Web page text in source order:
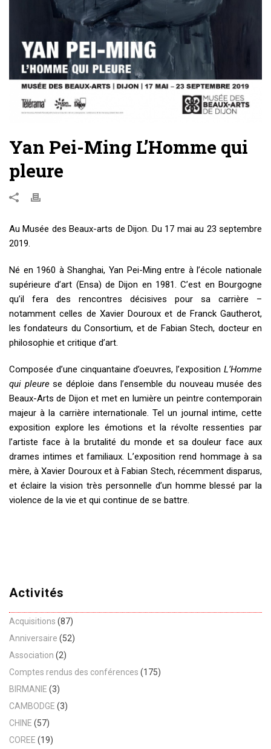
Yan Pei-Ming L’Homme qui
pleure
Au Musée des Beaux-arts de Dijon. Du 17 mai au 23 septembre
2019.
Né en 1960 à Shanghai, Yan Pei-Ming entre à l’école nationale
supérieure d’art (Ensa) de Dijon en 1981. C’est en Bourgogne
qu’il fera des rencontres décisives pour sa carrière –
notamment celles de Xavier Douroux et de Franck Gautherot,
les fondateurs du Consortium, et de Fabian Stech, docteur en
philosophie et critique d’art.
Composée d’une cinquantaine d’oeuvres, l’exposition L’Homme
qui pleurese déploie dans l’ensemble du nouveau musée des
Beaux-Arts de Dijon et met en lumière un peintre contemporain
majeur à la carrière internationale. Tel un journal intime, cette
exposition explore les émotions et la révolte ressenties par
l’artiste face à la brutalité du monde et sa douleur face aux
drames intimes et familiaux. L’exposition rend hommage à sa
mère, à Xavier Douroux et à Fabian Stech, récemment disparus,
et éclaire la vision très personnelle d’un homme blessé par la
violence de la vie et qui continue de se battre.
Activités
Acquisitions (87)
Anniversaire (52)
Association (2)
Comptes rendus des conférences (175)
BIRMANIE (3)
CAMBODGE (3)
CHINE (57)
COREE (19)